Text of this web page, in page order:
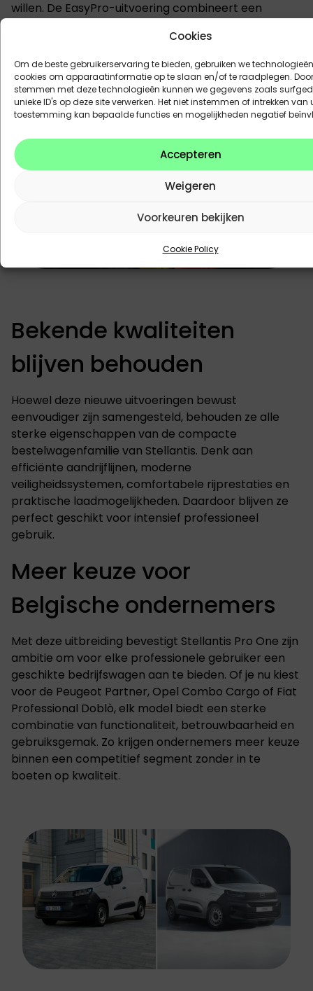
Cookies
Om de beste gebruikerservaring te bieden, gebruiken we
cookies om apparaatinformatie op te slaan en/of te raadplegen.
stemmen met deze technologieën kunnen we gegevens zoals
unieke ID's op deze site verwerken. Het niet instemmen of intrekken van
toestemming kan bepaalde functies en mogelijkheden negatief
Accepteren
Weigeren
Voorkeuren bekijken
Cookie Policy
willen. De EasyPro-uitvoering combineert een
technologieën voor dagelijks gebruik. Zo blijft de
Doblò een veelzijdige partner voor leveringen,
installaties en serviceactiviteiten.
Bekende kwaliteiten
blijven behouden
Hoewel deze nieuwe uitvoeringen bewust
eenvoudiger zijn samengesteld, behouden ze alle
sterke eigenschappen van de compacte
bestelwagenfamilie van Stellantis. Denk aan
efficiënte aandrijflijnen, moderne
veiligheidssystemen, comfortabele rijprestaties en
praktische laadmogelijkheden. Daardoor blijven ze
perfect geschikt voor intensief professioneel
gebruik.
Meer keuze voor
Belgische ondernemers
Met deze uitbreiding bevestigt Stellantis Pro One zijn
ambitie om voor elke professionele gebruiker een
geschikte bedrijfswagen aan te bieden. Of je nu kiest
voor de Peugeot Partner, Opel Combo Cargo of Fiat
Professional Doblò, elk model biedt een sterke
combinatie van functionaliteit, betrouwbaarheid en
gebruiksgemak. Zo krijgen ondernemers meer keuze
binnen een competitief segment zonder in te
boeten op kwaliteit.